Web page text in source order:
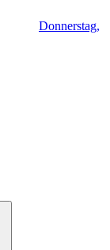
Donnerstag,